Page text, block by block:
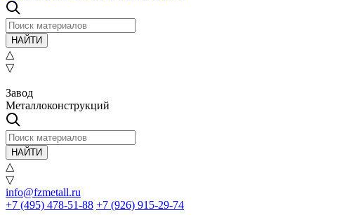
НАЙТИ
△
▽
Завод
Металлоконструкций
НАЙТИ
△
▽
info@fzmetall.ru
+7 (495) 478-51-88 +7 (926) 915-29-74